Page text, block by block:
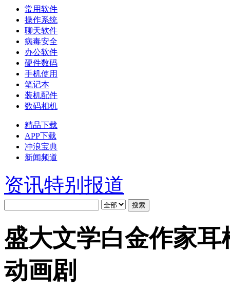
常用软件
操作系统
聊天软件
病毒安全
办公软件
硬件数码
手机使用
笔记本
装机配件
数码相机
精品下载
APP下载
冲浪宝典
新闻频道
资讯特别报道
盛大文学白金作家
动画剧